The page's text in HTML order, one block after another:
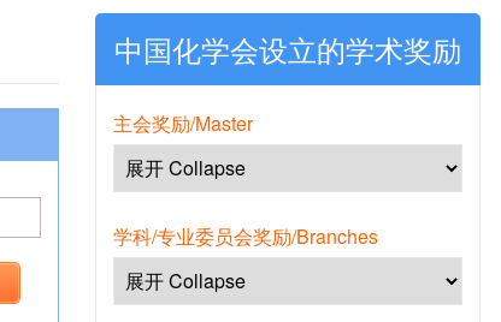
中国化学会设立的学术奖励
主会奖励/Master
学科/专业委员会奖励/Branches